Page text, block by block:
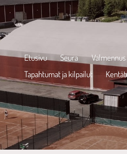
Etusivu Seura Valmennus
Tapahtumat ja kilpailut
Kentät